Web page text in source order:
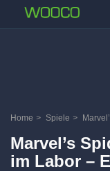
Home > Spiele >
Marvel’s
im Labor –